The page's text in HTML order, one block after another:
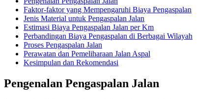
Faktor-faktor yang Mempengaruhi Biaya Pengaspalan
Jenis Material untuk Pengaspalan Jalan
Estimasi Biaya Pengaspalan Jalan per Km
Perbandingan Biaya Pengaspalan di Berbagai Wilayah
Proses Pengaspalan Jalan
Perawatan dan Pemeliharaan Jalan Aspal
Kesimpulan dan Rekomendasi
Pengenalan Pengaspalan Jalan